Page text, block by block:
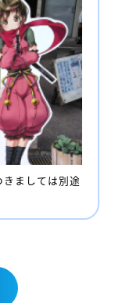
ましては別途